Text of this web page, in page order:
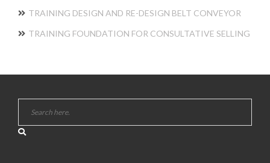
TRAINING DESIGN AND RE-DESIGN BELT CONVEYOR
TRAINING FOUNDATION FOR CONSULTATIVE SELLING